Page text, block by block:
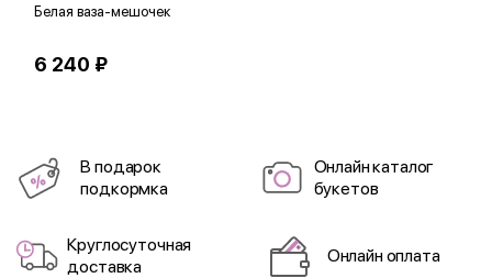
Белая ваза-мешочек
6 240 ₽
В подарок
подкормка
Онлайн каталог
букетов
Круглосуточная
доставка
Онлайн оплата